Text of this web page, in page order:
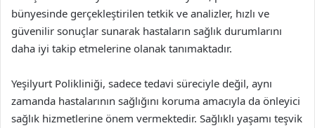
bünyesinde gerçekleştirilen tetkik ve analizler, hızlı ve
güvenilir sonuçlar sunarak hastaların sağlık durumlarını
daha iyi takip etmelerine olanak tanımaktadır.
Yeşilyurt Polikliniği, sadece tedavi süreciyle değil, aynı
zamanda hastalarının sağlığını koruma amacıyla da önleyici
sağlık hizmetlerine önem vermektedir. Sağlıklı yaşamı teşvik